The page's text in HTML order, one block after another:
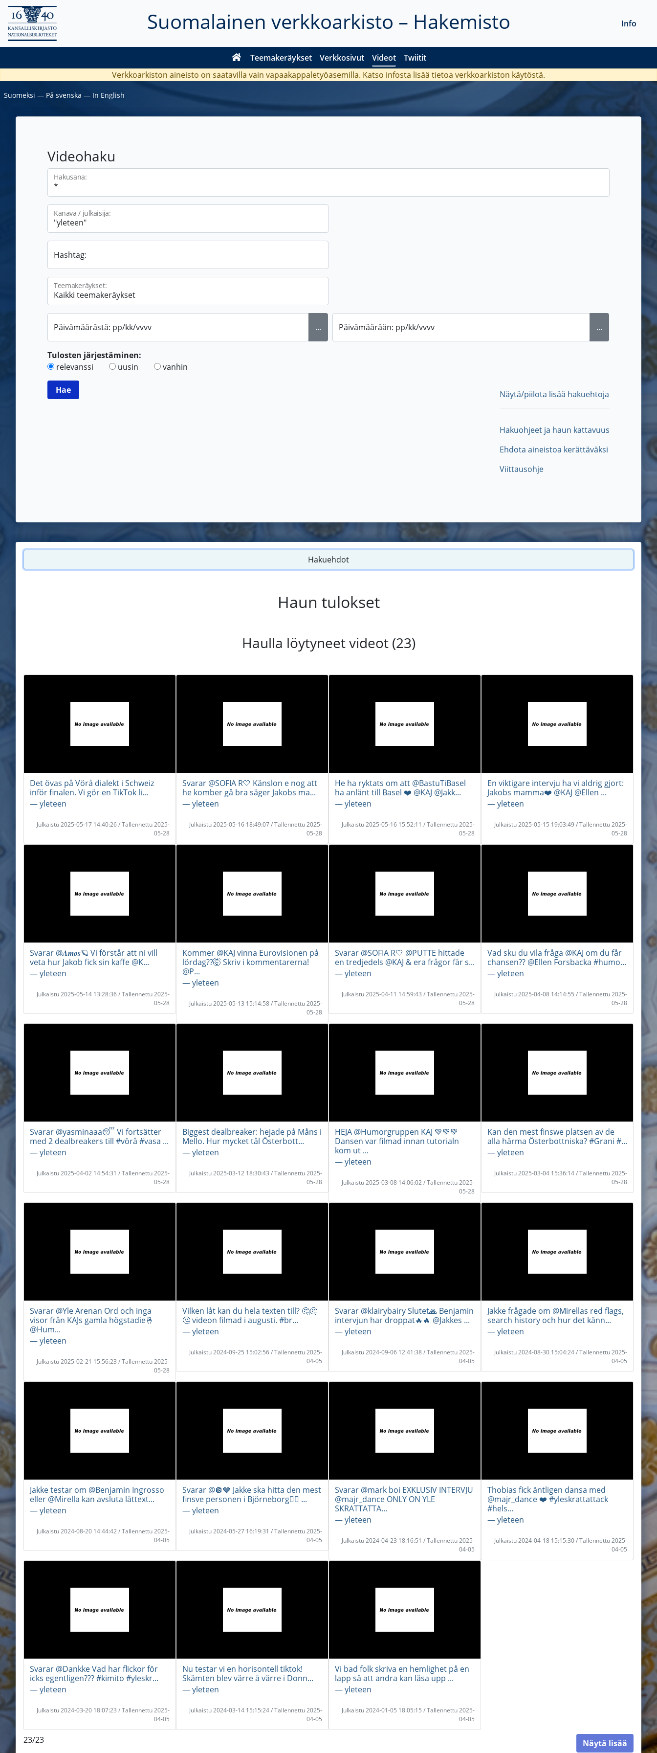
Suomalainen verkkoarkisto – Hakemisto
Teemakeräykset Verkkosivut Videot Twiitit
Info
Verkkoarkiston aineisto on saatavilla vain vapaakappaletyöasemilla. Katso infosta lisää tietoa verkkoarkiston käytöstä.
Suomeksi ― På svenska ― In English
Videohaku
Hakusana:
Kanava / julkaisija:
Hashtag:
Teemakeräykset:
Päivämäärästä: pp/kk/vvvv ... Päivämäärään: pp/kk/vvvv ...
Tulosten järjestäminen:
relevanssi
uusin vanhin
Näytä/piilota lisää hakuehtoja
Hakuohjeet ja haun kattavuus
Ehdota aineistoa kerättäväksi
Viittausohje
Hakuehdot
Haun tulokset
Haulla löytyneet videot (23)
Det övas på Vörå dialekt i Schweiz
inför finalen. Vi gör en TikTok li...
― yleteen
Julkaistu 2025-05-17 14:40:26 / Tallennettu 2025-
05-28
Svarar @SOFIA R🤍 Känslon e nog att
he komber gå bra säger Jakobs ma...
― yleteen
Julkaistu 2025-05-16 18:49:07 / Tallennettu 2025-
05-28
He ha ryktats om att @BastuTiBasel
ha anlänt till Basel ❤️ @KAJ @Jakk...
― yleteen
Julkaistu 2025-05-16 15:52:11 / Tallennettu 2025-
05-28
En viktigare intervju ha vi aldrig gjort:
Jakobs mamma❤️ @KAJ @Ellen ...
― yleteen
Julkaistu 2025-05-15 19:03:49 / Tallennettu 2025-
05-28
Svarar @𝑨𝒎𝒐𝒔🪐 Vi förstår att ni vill
veta hur Jakob fick sin kaffe @K...
― yleteen
Julkaistu 2025-05-14 13:28:36 / Tallennettu 2025-
05-28
Kommer @KAJ vinna Eurovisionen på
lördag??🤯 Skriv i kommentarerna!
@P...
― yleteen
Julkaistu 2025-05-13 15:14:58 / Tallennettu 2025-
05-28
Svarar @SOFIA R🤍 @PUTTE hittade
en tredjedels @KAJ & era frågor får s...
― yleteen
Julkaistu 2025-04-11 14:59:43 / Tallennettu 2025-
05-28
Vad sku du vila fråga @KAJ om du får
chansen?? @Ellen Forsbacka #humo...
― yleteen
Julkaistu 2025-04-08 14:14:55 / Tallennettu 2025-
05-28
Svarar @yasminaaa😴 Vi fortsätter
med 2 dealbreakers till #vörå #vasa ...
― yleteen
Julkaistu 2025-04-02 14:54:31 / Tallennettu 2025-
05-28
Biggest dealbreaker: hejade på Måns i
Mello. Hur mycket tål Österbott...
― yleteen
Julkaistu 2025-03-12 18:30:43 / Tallennettu 2025-
05-28
HEJA @Humorgruppen KAJ 💚💚💚
Dansen var filmad innan tutorialn
kom ut ...
― yleteen
Julkaistu 2025-03-08 14:06:02 / Tallennettu 2025-
05-28
Kan den mest finswe platsen av de
alla härma Österbottniska? #Grani #...
― yleteen
Julkaistu 2025-03-04 15:36:14 / Tallennettu 2025-
05-28
Svarar @Yle Arenan Ord och inga
visor från KAJs gamla högstadie🤞
@Hum...
― yleteen
Julkaistu 2025-02-21 15:56:23 / Tallennettu 2025-
05-28
Vilken låt kan du hela texten till? 🤔🤔
🤔 videon filmad i augusti. #br...
― yleteen
Julkaistu 2024-09-25 15:02:56 / Tallennettu 2025-
04-05
Svarar @klairybairy Slutet🙏 Benjamin
intervjun har droppat🔥🔥 @Jakkes ...
― yleteen
Julkaistu 2024-09-06 12:41:38 / Tallennettu 2025-
04-05
Jakke frågade om @Mirellas red flags,
search history och hur det känn...
― yleteen
Julkaistu 2024-08-30 15:04:24 / Tallennettu 2025-
04-05
Jakke testar om @Benjamin Ingrosso
eller @Mirella kan avsluta låttext...
― yleteen
Julkaistu 2024-08-20 14:44:42 / Tallennettu 2025-
04-05
Svarar @🪩🩶 Jakke ska hitta den mest
finsve personen i Björneborg🙂‍↔️ ...
― yleteen
Julkaistu 2024-05-27 16:19:31 / Tallennettu 2025-
04-05
Svarar @mark boi EXKLUSIV INTERVJU
@majr_dance ONLY ON YLE
SKRATTATTA...
― yleteen
Julkaistu 2024-04-23 18:16:51 / Tallennettu 2025-
04-05
Thobias fick äntligen dansa med
@majr_dance ❤️ #yleskrattattack
#hels...
― yleteen
Julkaistu 2024-04-18 15:15:30 / Tallennettu 2025-
04-05
Svarar @Dankke Vad har flickor för
icks egentligen??? #kimito #yleskr...
― yleteen
Julkaistu 2024-03-20 18:07:23 / Tallennettu 2025-
04-05
Nu testar vi en horisontell tiktok!
Skämten blev värre å värre i Donn...
― yleteen
Julkaistu 2024-03-14 15:15:24 / Tallennettu 2025-
04-05
Vi bad folk skriva en hemlighet på en
lapp så att andra kan läsa upp ...
― yleteen
Julkaistu 2024-01-05 18:05:15 / Tallennettu 2025-
04-05
23/23 Näytä lisää